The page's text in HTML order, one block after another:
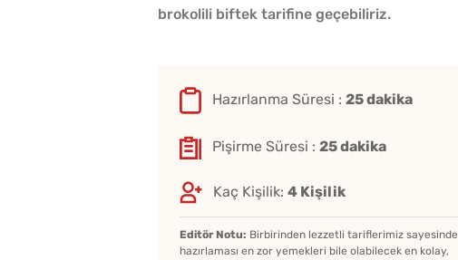
brokolili biftek tarifine geçebiliriz.
Hazırlanma Süresi : 25 dakika
Pişirme Süresi : 25 dakika
Kaç Kişilik: 4 Kişilik
Editör Notu: Birbirinden lezzetli tariflerimiz sayesinde
hazırlaması en zor yemekleri bile olabilecek en kolay,